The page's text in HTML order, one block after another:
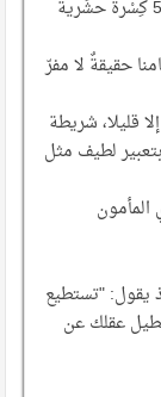
النبات) لكل 100 جرام من البروكولي المجمّد أو 550 كِسْرة حشَرية
حقيقةٌ لا مفرّ
قليلا، شريطة
لطيف مثل
يقول: "تستطيع
عقلك عن